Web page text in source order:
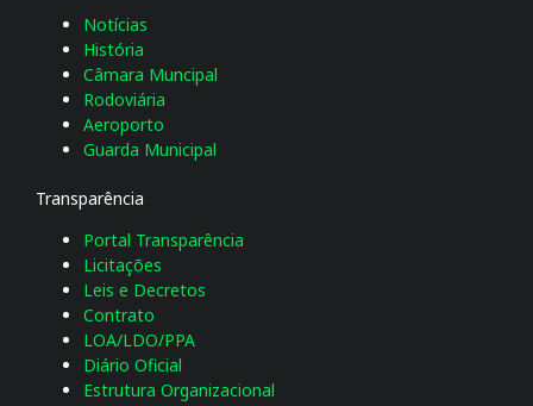
Notícias
História
Câmara Muncipal
Rodoviária
Aeroporto
Guarda Municipal
Transparência
Portal Transparência
Licitações
Leis e Decretos
Contrato
LOA/LDO/PPA
Diário Oficial
Estrutura Organizacional